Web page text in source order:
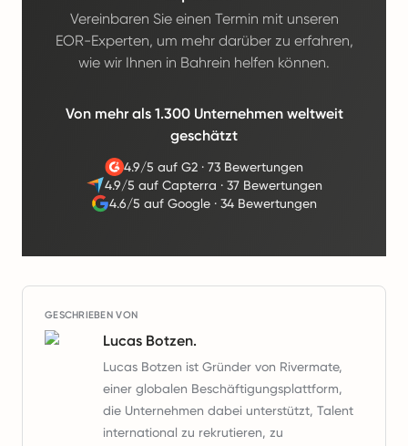
Vereinbaren Sie einen Termin mit unseren
EOR-Experten, um mehr darüber zu erfahren,
wie wir Ihnen in Bahrein helfen können.
Von mehr als 1.300 Unternehmen weltweit
geschätzt
4.9/5 auf G2· 73 Bewertungen
4.9/5 auf Capterra · 37 Bewertungen
4.6/5 auf Google ·34 Bewertungen
GESCHRIEBEN VON
Lucas Botzen.
Lucas Botzen ist Gründer von Rivermate,
einer globalen Beschäftigungsplattform,
die Unternehmen dabei unterstützt, Talent
international zu rekrutieren, zu